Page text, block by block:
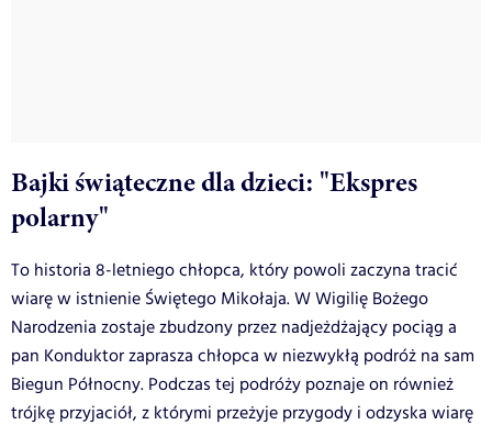
Bajki świąteczne dla dzieci: "Ekspres
polarny"
To historia 8-letniego chłopca, który powoli zaczyna tracić
wiarę w istnienie Świętego Mikołaja. W Wigilię Bożego
Narodzenia zostaje zbudzony przez nadjeżdżający pociąg a
pan Konduktor zaprasza chłopca w niezwykłą podróż na sam
Biegun Północny. Podczas tej podróży poznaje on również
trójkę przyjaciół, z którymi przeżyje przygody i odzyska wiarę